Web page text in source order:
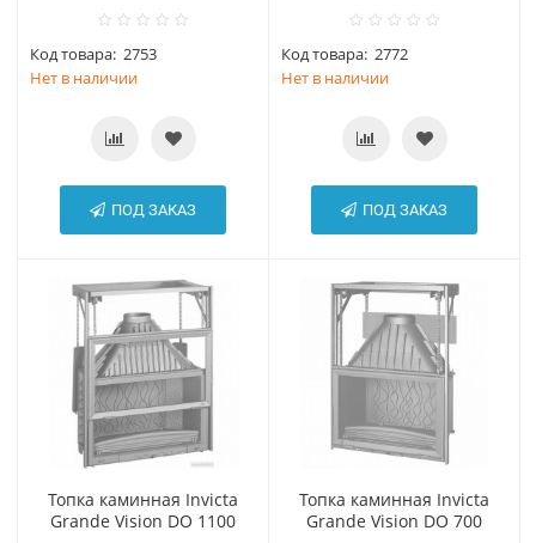
Код товара: 2753
Нет в наличии
ПОД ЗАКАЗ
Код товара: 2772
Нет в наличии
ПОД ЗАКАЗ
Топка каминная Invicta
Grande Vision DO 1100
Топка каминная Invicta
Grande Vision DO 700